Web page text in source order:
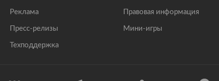
Реклама
Пресс-релизы
Техподдержка
Правовая информация
Мини-игры